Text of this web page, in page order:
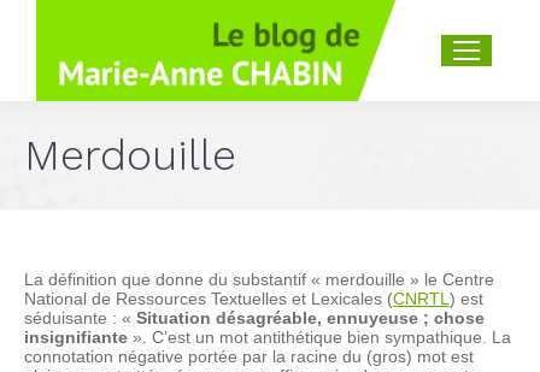
Recherche
Merdouille
La définition que donne du substantif « merdouille » le Centre
National de Ressources Textuelles et Lexicales (CNRTL ) est
séduisante : « Situation désagréable, ennuyeuse ; chose
insignifiante ». C’est un mot antithétique bien sympathique. La
connotation négative portée par la racine du (gros) mot est